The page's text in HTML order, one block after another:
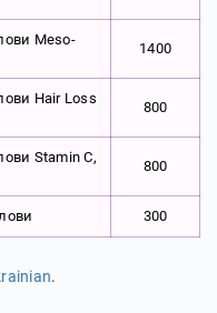
Meso-
1400
Hair Loss
800
Stamin C,
800
300
.